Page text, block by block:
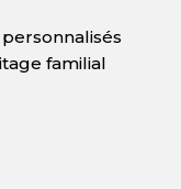
familial